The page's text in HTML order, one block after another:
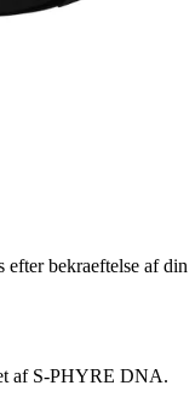
efter bekraeftelse af din
af S-PHYRE DNA.